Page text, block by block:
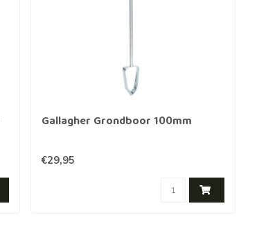
Gallagher Grondboor 100mm
€29,95